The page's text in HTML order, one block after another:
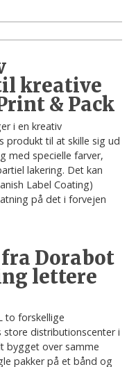
kreative
& Pack
i en kreativ
til at skille sig ud
med specielle farver,
lakering. Det kan
Label Coating)
på det i forvejen
Dorabot
lettere
to forskellige
distributionscenter i
bygget over samme
pakker på et bånd og